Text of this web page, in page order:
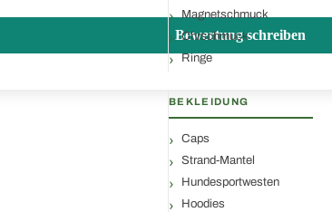
Magnetschmuck
Ohrschmuck
Ringe
BEKLEIDUNG
Caps
Strand-Mantel
Hundesportwesten
Hoodies
Bewertung schreiben